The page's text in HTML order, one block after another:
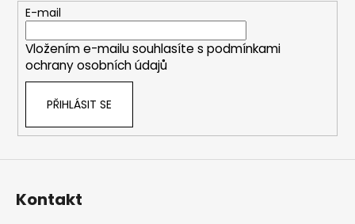
E-mail
Vložením e-mailu souhlasíte s podmínkami
ochrany osobních údajů
PŘIHLÁSIT SE
Kontakt